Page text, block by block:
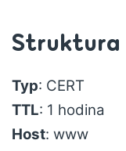
Struktura
Typ: CERT
TTL: 1 hodina
Host: www